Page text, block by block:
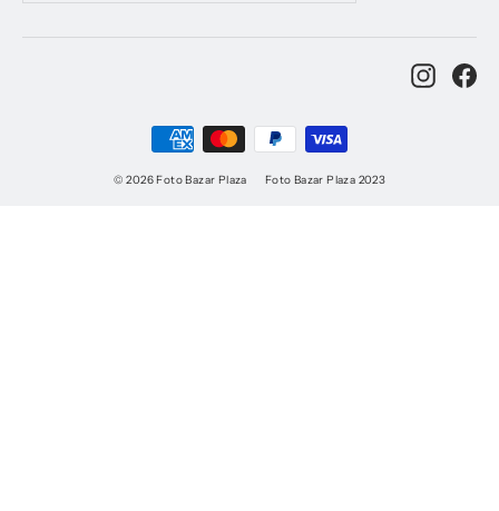
lista
© 2026 Foto Bazar Plaza Foto Bazar Plaza 2023